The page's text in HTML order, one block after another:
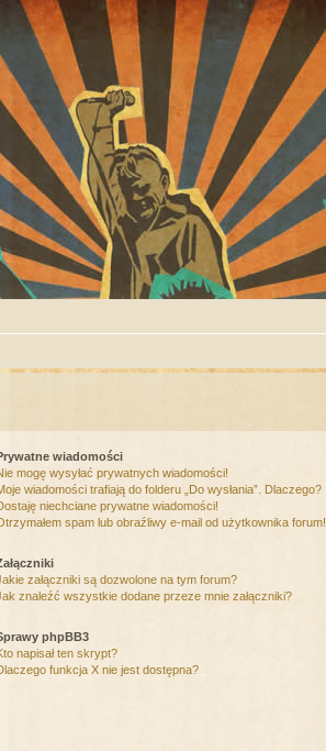
wiadomości
mogę wysyłać prywatnych wiadomości!
wiadomości trafiają do folderu „Do wysłania”. Dlaczego?
niechciane prywatne wiadomości!
spam lub obraźliwy e-mail od użytkownika forum!
załączniki są dozwolone na tym forum?
znaleźć wszystkie dodane przeze mnie załączniki?
phpBB3
napisał ten skrypt?
funkcja X nie jest dostępna?